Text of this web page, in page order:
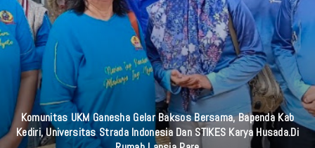
Sinergi Spiritual, Kapolres Pelabuhan Tanjung Perak Ziarah Wali